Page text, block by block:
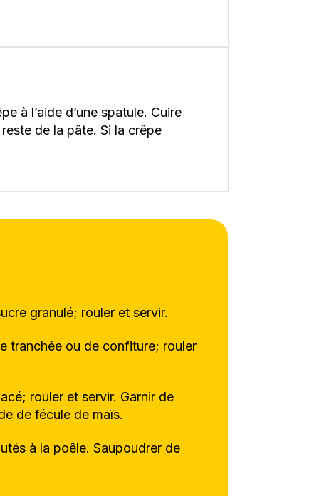
à l’aide d’une spatule. Cuire
de la pâte. Si la crêpe
granulé; rouler et servir.
tranchée ou de confiture; rouler
rouler et servir. Garnir de
de fécule de maïs.
à la poêle. Saupoudrer de